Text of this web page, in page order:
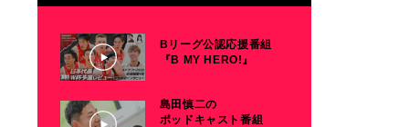
Bリーグ公認応援番組
『B MY HERO!』
島田慎二の
ポッドキャスト番組